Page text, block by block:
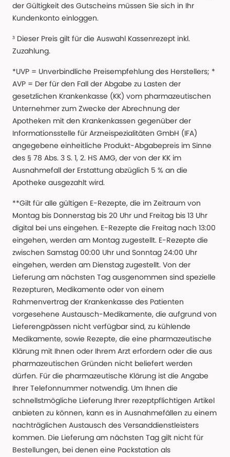
der Gültigkeit des Gutscheins müssen Sie sich in Ihr
Kundenkonto einloggen.
³ Dieser Preis gilt für die Auswahl Kassenrezept inkl.
Zuzahlung.
*UVP = Unverbindliche Preisempfehlung des Herstellers; *
AVP = Der für den Fall der Abgabe zu Lasten der
gesetzlichen Krankenkasse (KK) vom pharmazeutischen
Unternehmer zum Zwecke der Abrechnung der
Apotheken mit den Krankenkassen gegenüber der
Informationsstelle für Arzneispezialitäten GmbH (IFA)
angegebene einheitliche Produkt-Abgabepreis im Sinne
des § 78 Abs. 3 S. 1, 2. HS AMG, der von der KK im
Ausnahmefall der Erstattung abzüglich 5 % an die
Apotheke ausgezahlt wird.
**Gilt für alle gültigen E-Rezepte, die im Zeitraum von
Montag bis Donnerstag bis 20 Uhr und Freitag bis 13 Uhr
digital bei uns eingehen. E-Rezepte die Freitag nach 13:00
eingehen, werden am Montag zugestellt. E-Rezepte die
zwischen Samstag 00:00 Uhr und Sonntag 24:00 Uhr
eingehen, werden am Dienstag zugestellt. Von der
Lieferung am nächsten Tag ausgenommen sind spezielle
Rezepturen, Medikamente oder von einem
Rahmenvertrag der Krankenkasse des Patienten
vorgesehene Austausch-Medikamente, die aufgrund von
Lieferengpässen nicht verfügbar sind, zu kühlende
Medikamente, sowie Rezepte, die eine pharmazeutische
Klärung mit Ihnen oder Ihrem Arzt erfordern oder die aus
pharmazeutischen Gründen nicht beliefert werden
dürfen. Für die pharmazeutische Klärung ist die Angabe
Ihrer Telefonnummer notwendig. Um Ihnen die
schnellstmögliche Lieferung Ihrer rezeptpflichtigen Artikel
anbieten zu können, kann es in Ausnahmefällen zu einem
nachträglichen Austausch des Versanddienstleisters
kommen. Die Lieferung am nächsten Tag gilt nicht für
Bestellungen, bei denen eine Packstation als